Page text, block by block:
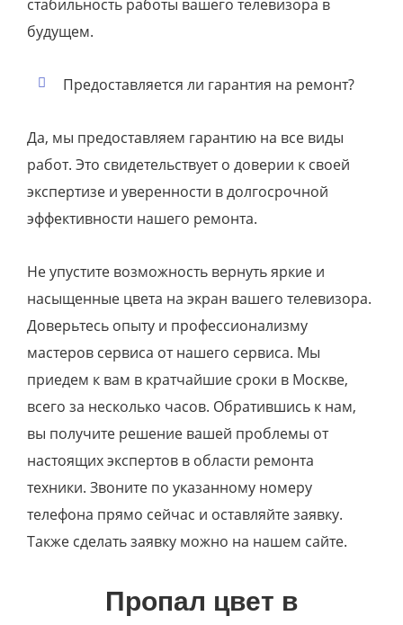
стабильность работы вашего телевизора в
будущем.
Предоставляется ли гарантия на ремонт?
Да, мы предоставляем гарантию на все виды
работ. Это свидетельствует о доверии к своей
экспертизе и уверенности в долгосрочной
эффективности нашего ремонта.
Не упустите возможность вернуть яркие и
насыщенные цвета на экран вашего телевизора.
Доверьтесь опыту и профессионализму
мастеров сервиса от нашего сервиса. Мы
приедем к вам в кратчайшие сроки в Москве,
всего за несколько часов. Обратившись к нам,
вы получите решение вашей проблемы от
настоящих экспертов в области ремонта
техники. Звоните по указанному номеру
телефона прямо сейчас и оставляйте заявку.
Также сделать заявку можно на нашем сайте.
Пропал цвет в